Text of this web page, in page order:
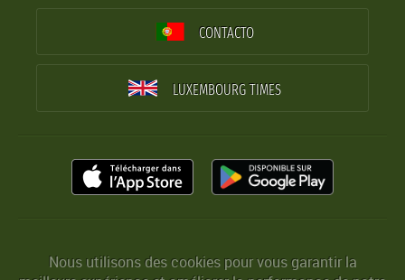
CONTACTO
LUXEMBOURG TIMES
Nous utilisons des cookies pour vous garantir la